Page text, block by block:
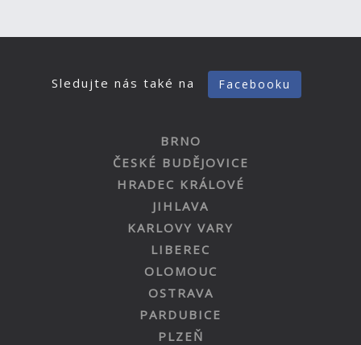
Sledujte nás také na Facebooku
BRNO
ČESKÉ BUDĚJOVICE
HRADEC KRÁLOVÉ
JIHLAVA
KARLOVY VARY
LIBEREC
OLOMOUC
OSTRAVA
PARDUBICE
PLZEŇ